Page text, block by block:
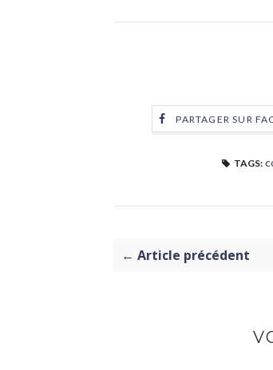
PARTAGER SUR
TAGS:
← Article précédent